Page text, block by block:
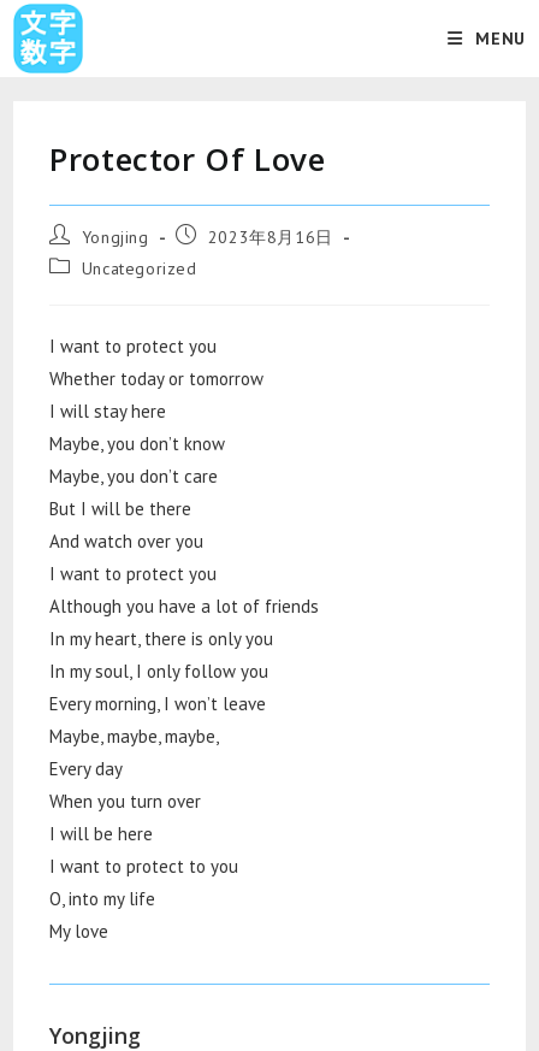
MENU
Protector Of Love
Yongjing
2023年8月16日
Uncategorized
I want to protect you
Whether today or tomorrow
I will stay here
Maybe, you don’t know
Maybe, you don’t care
But I will be there
And watch over you
I want to protect you
Although you have a lot of friends
In my heart, there is only you
In my soul, I only follow you
Every morning, I won’t leave
Maybe, maybe, maybe,
Every day
When you turn over
I will be here
I want to protect to you
O, into my life
My love
Yongjing